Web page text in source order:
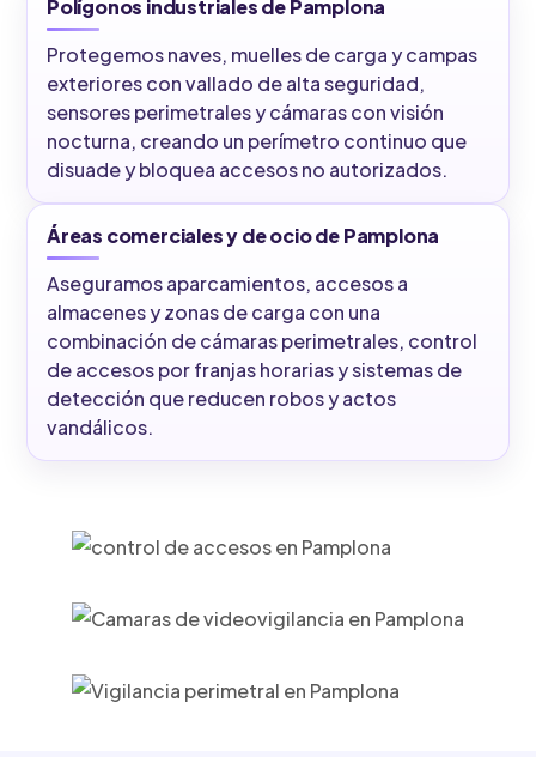
Polígonos industriales de Pamplona
Protegemos naves, muelles de carga y campas
exteriores con vallado de alta seguridad,
sensores perimetrales y cámaras con visión
nocturna, creando un perímetro continuo que
disuade y bloquea accesos no autorizados.
Áreas comerciales y de ocio de Pamplona
Aseguramos aparcamientos, accesos a
almacenes y zonas de carga con una
combinación de cámaras perimetrales, control
de accesos por franjas horarias y sistemas de
detección que reducen robos y actos
vandálicos.